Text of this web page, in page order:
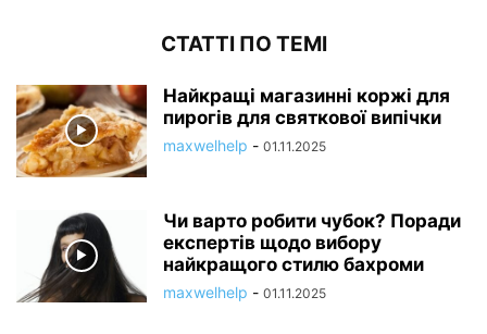
СТАТТІ ПО ТЕМІ
Найкращі магазинні коржі для
пирогів для святкової випічки
maxwelhelp - 01.11.2025
Чи варто робити чубок? Поради
експертів щодо вибору
найкращого стилю бахроми
maxwelhelp - 01.11.2025